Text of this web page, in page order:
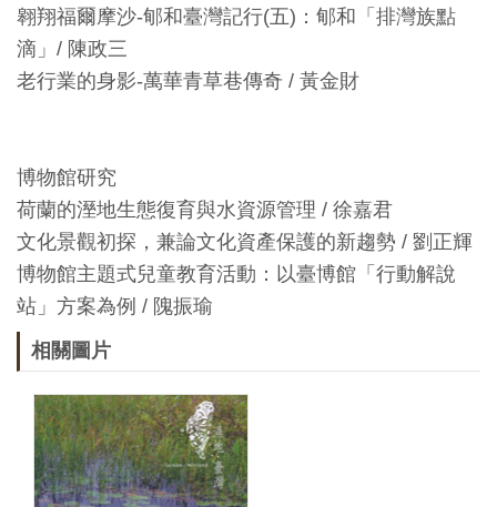
開
資
訊
私
權
與
資
訊
安
全
宣
告
資
翱翔福爾摩沙-郇和臺灣記行(五)：郇和「排灣族點
滴」/ 陳政三
老行業的身影-萬華青草巷傳奇 / 黃金財
博物館研究
荷蘭的溼地生態復育與水資源管理 / 徐嘉君
文化景觀初探，兼論文化資產保護的新趨勢 / 劉正輝
博物館主題式兒童教育活動：以臺博館「行動解說
站」方案為例 / 隗振瑜
相關圖片